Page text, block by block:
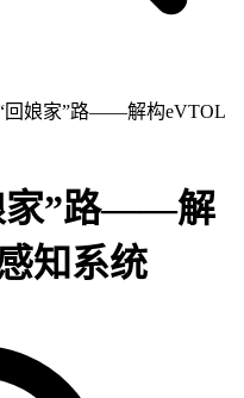
回娘家”路——解构eVTOL
家”路——解
知系统